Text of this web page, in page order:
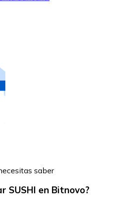
saber
SUSHI en Bitnovo?